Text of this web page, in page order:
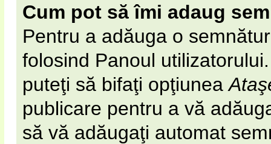
Cum pot să îmi adaug
Pentru a adăuga o
folosind Panoul
puteţi să bifaţi opţiunea
publicare pentru a vă
să vă adăugaţi automat